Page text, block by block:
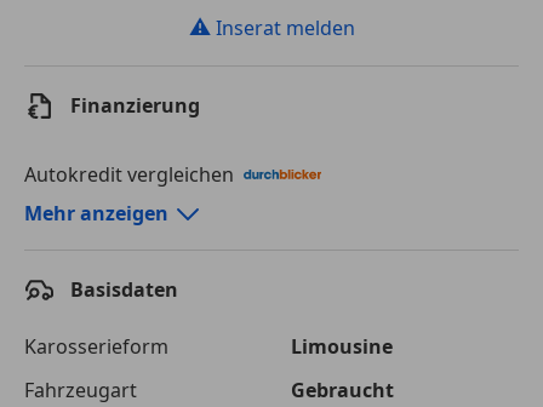
⚠ Inserat melden
Finanzierung
Autokredit vergleichen
Autokredit-Rechner von durchblicker.at
Laufzeit
120 Monate
Mehr anzeigen
Basisdaten
Karosserieform
Limousine
Fahrzeugart
Gebraucht